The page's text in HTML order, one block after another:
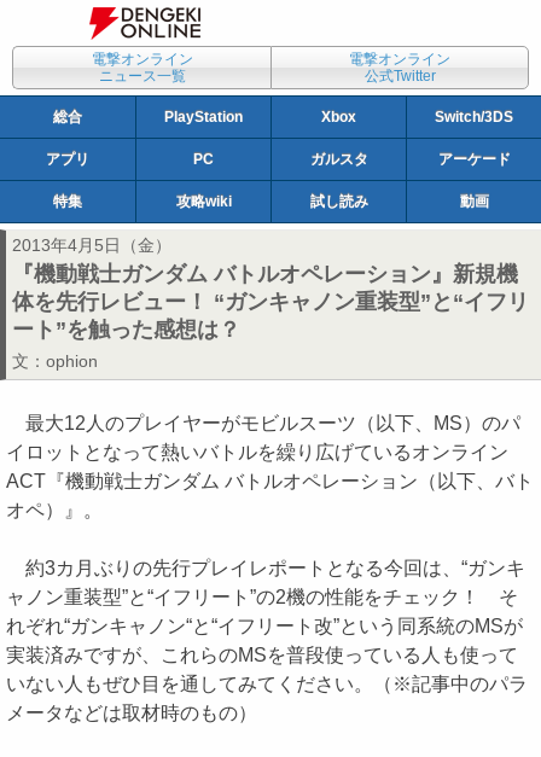
電撃オンライン
ニュース一覧
電撃オンライン
公式Twitter
総合 PlayStation Xbox Switch/3DS
アプリ PC ガルスタ アーケード
特集 攻略wiki 試し読み 動画
2013年4月5日（金）
『機動戦士ガンダム バトルオペレーション』新規機
体を先行レビュー！ “ガンキャノン重装型”と“イフリ
ート”を触った感想は？
文： ophion
最大12人のプレイヤーがモビルスーツ（以下、MS）のパ
イロットとなって熱いバトルを繰り広げているオンライン
ACT『機動戦士ガンダム バトルオペレーション（以下、バト
オペ）』。
約3カ月ぶりの先行プレイレポートとなる今回は、“ガンキ
ャノン重装型”と“イフリート”の2機の性能をチェック！ そ
れぞれ“ガンキャノン“と“イフリート改”という同系統のMSが
実装済みですが、これらのMSを普段使っている人も使って
いない人もぜひ目を通してみてください。（※記事中のパラ
メータなどは取材時のもの）